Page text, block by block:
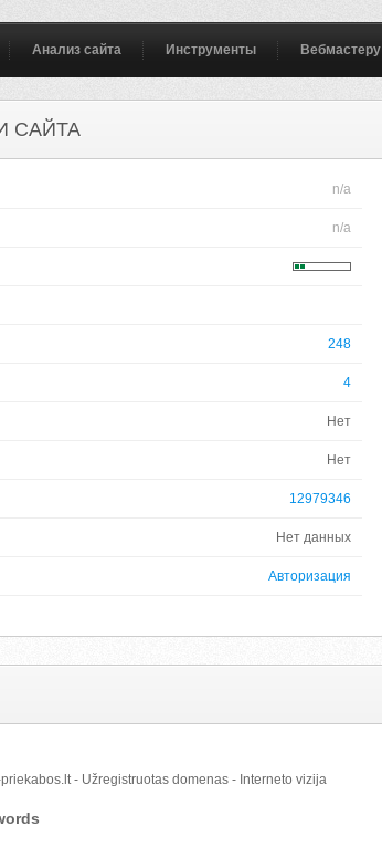
Анализ сайта Инструменты Вебмастеру
САЙТА
n/a
n/a
248
4
Нет
Нет
12979346
Нет данных
Авторизация
- Užregistruotas domenas - Interneto vizija